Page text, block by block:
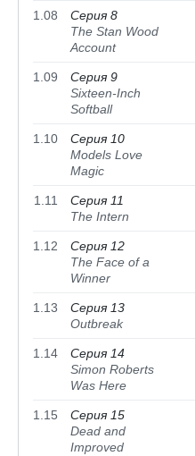
1.08
Серия 8
The Stan Wood
Account
1.09
Серия 9
Sixteen-Inch
Softball
1.10
Серия 10
Models Love
Magic
1.11
Серия 11
The Intern
1.12
Серия 12
The Face of a
Winner
1.13
Серия 13
Outbreak
1.14
Серия 14
Simon Roberts
Was Here
1.15
Серия 15
Dead and
Improved